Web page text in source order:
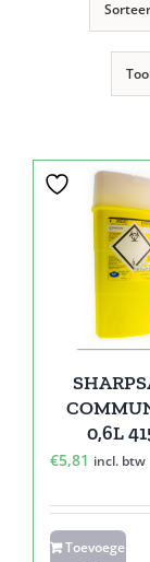
0,6L
€5,81 incl. btw
Toevoegen